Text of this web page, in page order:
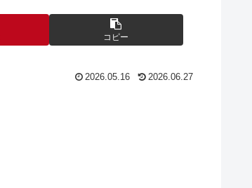
コピー
2026.05.16 2026.06.27